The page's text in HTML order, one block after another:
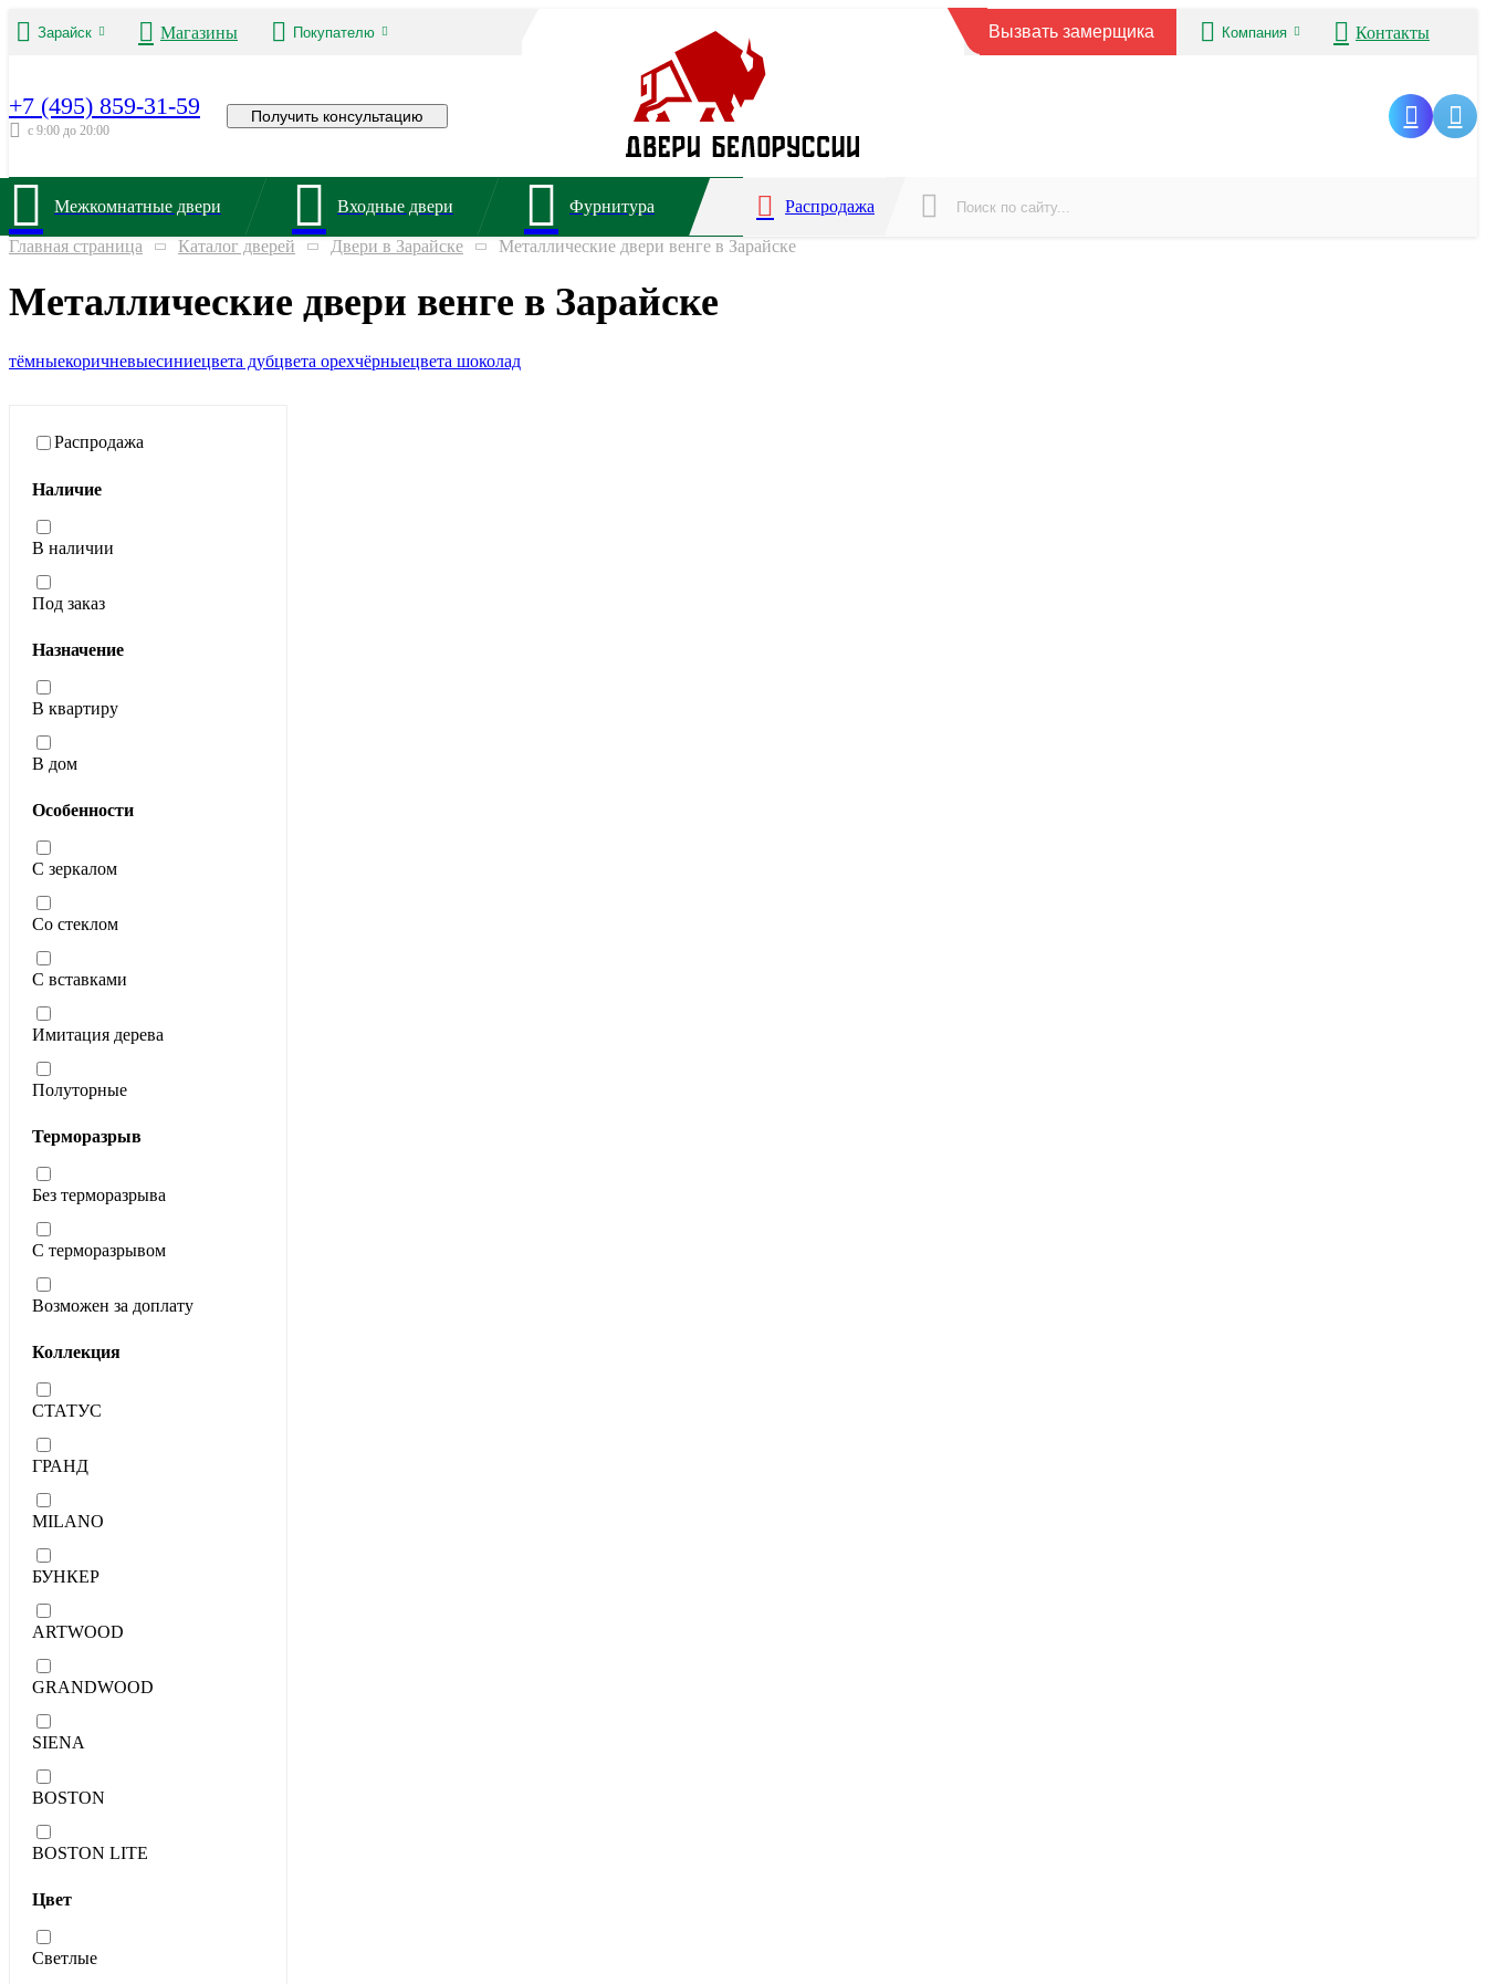
Зарайск Магазины Покупателю Вызвать замерщика Компания Контакты
+7 (495) 859-31-59
с 9:00 до 20:00
Получить консультацию
Межкомнатные двери Входные двери Фурнитура Распродажа
Главная страница Каталог дверей Двери в Зарайске Металлические двери венге в Зарайске
Металлические двери венге в Зарайске
тёмныекоричневыесиниецвета дубцвета орехчёрныецвета шоколад
Распродажа
Наличие
В наличии
Под заказ
Назначение
В квартиру
В дом
Особенности
С зеркалом
Со стеклом
С вставками
Имитация дерева
Полуторные
Терморазрыв
Без терморазрыва
С терморазрывом
Возможен за доплату
Коллекция
СТАТУС
ГРАНД
MILANO
БУНКЕР
ARTWOOD
GRANDWOOD
SIENA
BOSTON
BOSTON LITE
Цвет
Светлые